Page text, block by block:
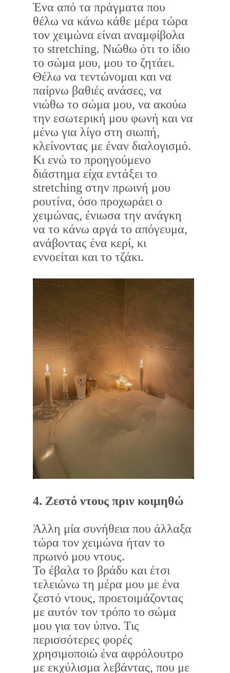
Ένα από τα πράγματα που
θέλω να κάνω κάθε μέρα τώρα
τον χειμώνα είναι αναμφίβολα
το stretching. Νιώθω ότι το ίδιο
το σώμα μου, μου το ζητάει.
Θέλω να τεντώνομαι και να
παίρνω βαθιές ανάσες, να
νιώθω το σώμα μου, να ακούω
την εσωτερική μου φωνή και να
μένω για λίγο στη σιωπή,
κλείνοντας με έναν διαλογισμό.
Κι ενώ το προηγούμενο
διάστημα είχα εντάξει το
stretching στην πρωινή μου
ρουτίνα, όσο προχωράει ο
χειμώνας, ένιωσα την ανάγκη
να το κάνω αργά το απόγευμα,
ανάβοντας ένα κερί, κι
εννοείται και το τζάκι.
4. Ζεστό ντους πριν κοιμηθώ
Άλλη μία συνήθεια που άλλαξα
τώρα τον χειμώνα ήταν το
πρωινό μου ντους.
Το έβαλα το βράδυ και έτσι
τελειώνω τη μέρα μου με ένα
ζεστό ντους, προετοιμάζοντας
με αυτόν τον τρόπο το σώμα
μου για τον ύπνο. Τις
περισσότερες φορές
χρησιμοποιώ ένα αφρόλουτρο
με εκχύλισμα λεβάντας, που με